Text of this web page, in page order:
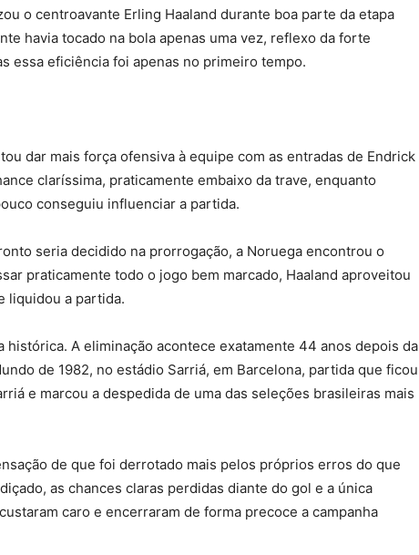
o centroavante Erling Haaland durante boa parte da etapa
havia tocado na bola apenas uma vez, reflexo da forte
essa eficiência foi apenas no primeiro tempo.
dar mais força ofensiva à equipe com as entradas de Endrick
claríssima, praticamente embaixo da trave, enquanto
conseguiu influenciar a partida.
seria decidido na prorrogação, a Noruega encontrou o
praticamente todo o jogo bem marcado, Haaland aproveitou
liquidou a partida.
histórica. A eliminação acontece exatamente 44 anos depois da
de 1982, no estádio Sarriá, em Barcelona, partida que ficou
e marcou a despedida de uma das seleções brasileiras mais
de que foi derrotado mais pelos próprios erros do que
as chances claras perdidas diante do gol e a única
caro e encerraram de forma precoce a campanha